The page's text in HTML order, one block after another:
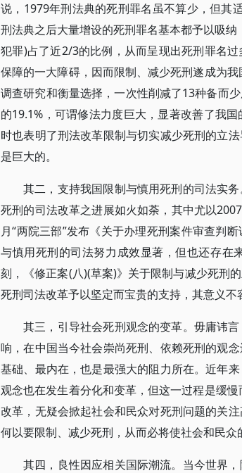
说，1979年刑法典的死刑罪名虽不算少，但其
刑法典之后大量增设的死刑罪名基本都予以吸
犯罪)占了近2/3的比例，从而呈现出死刑罪名
保障的一大障碍，因而限制、减少死刑遂成为
调查研究和衡量选择，一次性削减了13种备而
的19.1%，可谓修法力度巨大，显著改善了我
时也表明了刑法改革限制与切实减少死刑的立
是巨大的。
其二，支持我国限制与慎用死刑的司法实
死刑的司法改革之进展如火如荼，其中尤以
月“两院三部”发布《关于办理死刑案件审查判
与慎用死刑的司法努力成效显著，但也还存在
刻，《修正案(八)(草案)》关于限制与减少死刑
死刑司法改革予以坚定而宝贵的支持，其意义不
其三，引导社会死刑观念的变革。毋庸讳
响，在中国当今社会崇尚死刑、依赖死刑的观
基础、最内在，也是最强大的阻力所在。近年
观念也在发生着分化和变革，但这一过程是缓
改革，无疑会掀起社会和民众对死刑问题的关
何以要限制、减少死刑，从而必将使社会和民众
其四，良性因应相关国际潮流。当今世界